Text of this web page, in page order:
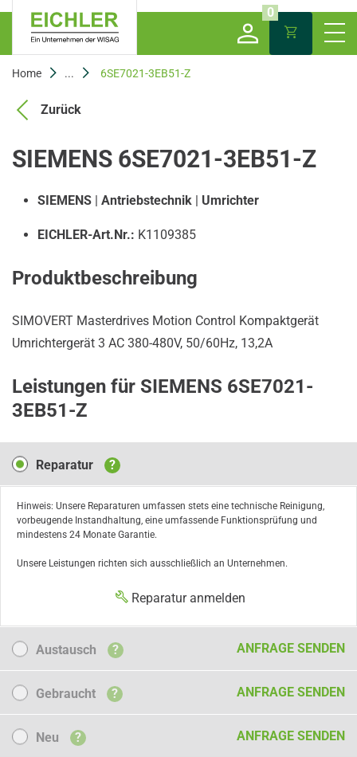
0
Home ... 6SE7021-3EB51-Z
Zurück
SIEMENS 6SE7021-3EB51-Z
SIEMENS | Antriebstechnik | Umrichter
EICHLER-Art.Nr.: K1109385
Produktbeschreibung
SIMOVERT Masterdrives Motion Control Kompaktgerät
Umrichtergerät 3 AC 380-480V, 50/60Hz, 13,2A
Leistungen für SIEMENS 6SE7021-
3EB51-Z
Reparatur
Reparatur ?
Hinweis: Unsere Reparaturen umfassen stets eine technische Reinigung,
vorbeugende Instandhaltung, eine umfassende Funktionsprüfung und
mindestens 24 Monate Garantie.
Unsere Leistungen richten sich ausschließlich an Unternehmen.
Reparatur anmelden
Austausch
Austausch ? ANFRAGE SENDEN
Gebraucht
Gebraucht ? ANFRAGE SENDEN
NeuNeu ? ANFRAGE SENDEN